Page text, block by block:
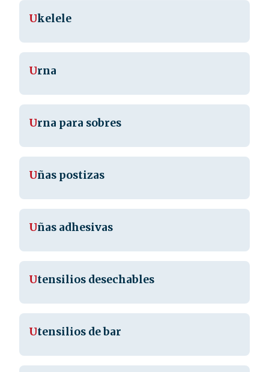
Ukelele
Urna
Urna para sobres
Uñas postizas
Uñas adhesivas
Utensilios desechables
Utensilios de bar